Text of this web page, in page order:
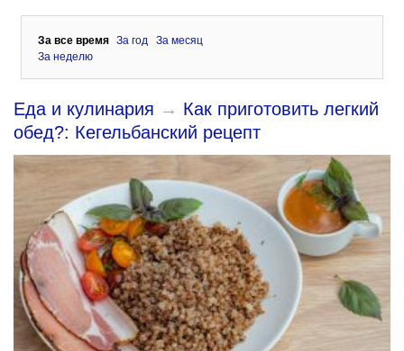
За все время За год
За месяц
За неделю
Еда и кулинария → Как приготовить легкий
обед?: Кегельбанский рецепт